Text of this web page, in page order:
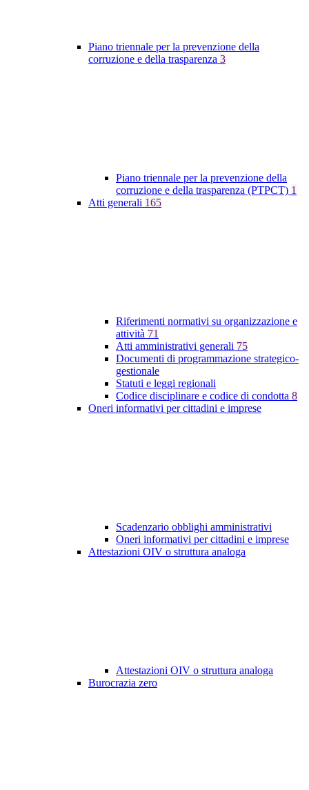
Piano triennale per la prevenzione della
corruzione e della trasparenza 3
Piano triennale per la prevenzione della
corruzione e della trasparenza (PTPCT) 1
Atti generali 165
Riferimenti normativi su organizzazione e
attività 71
Atti amministrativi generali 75
Documenti di programmazione strategico-
gestionale
Statuti e leggi regionali
Codice disciplinare e codice di condotta 8
Oneri informativi per cittadini e imprese
Scadenzario obblighi amministrativi
Oneri informativi per cittadini e imprese
Attestazioni OIV o struttura analoga
Attestazioni OIV o struttura analoga
Burocrazia zero